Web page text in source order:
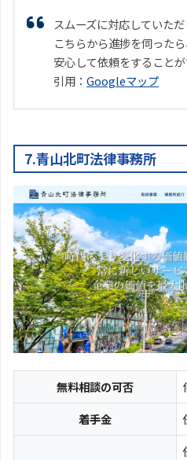
スムーズに対応していただ
こちらから進捗を伺った
安心して依頼をすることが
引用： Googleマップ
7.青山北町法律事務所
無料相談の可否
着手金